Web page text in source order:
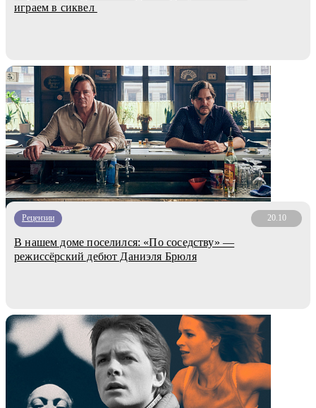
играем в сиквел
Рецензии 20.10
В нашем доме поселился: «По соседству» —
режиссёрский дебют Даниэля Брюля